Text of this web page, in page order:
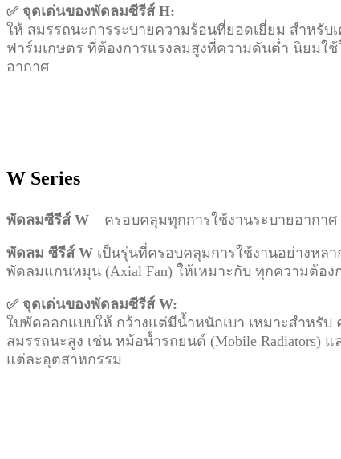
✅ จุดเด่นของพัดลมซีรีส์ H:
ให้ สมรรถนะการระบายความร้อนที่ยอดเยี่ยม สำหรับ
ฟาร์มเกษตร ที่ต้องการแรงลมสูงที่ความดันต่ำ นิยมใช้ใ
อากาศ
W Series
พัดลมซีรีส์ W – ครอบคลุมทุกการใช้งานระบายอากา
พัดลม ซีรีส์ W เป็นรุ่นที่ครอบคลุมการใช้งานอย่างหล
พัดลมแกนหมุน (Axial Fan) ให้เหมาะกับ ทุกความต้อง
✅ จุดเด่นของพัดลมซีรีส์ W:
ใบพัดออกแบบให้ กว้างแต่มีน้ำหนักเบา เหมาะสำหรับ
สมรรถนะสูง เช่น หม้อน้ำรถยนต์ (Mobile Radiators)
แต่ละอุตสาหกรรม